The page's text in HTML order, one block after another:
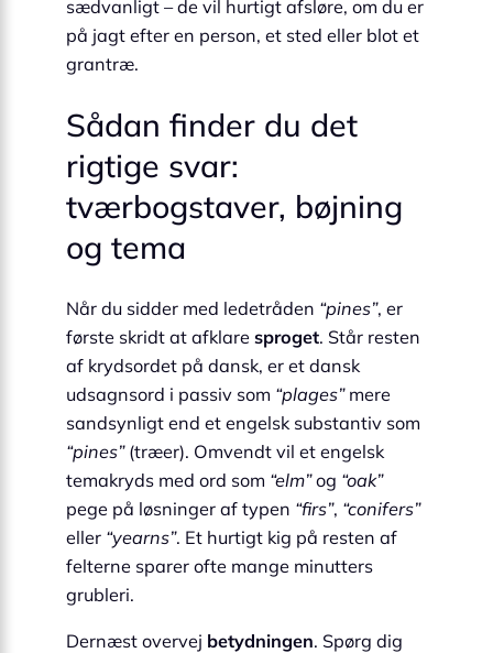
sædvanligt – de vil hurtigt afsløre, om du er
på jagt efter en person, et sted eller blot et
grantræ.
Sådan finder du det
rigtige svar:
tværbogstaver, bøjning
og tema
Når du sidder med ledetråden “pines”, er
første skridt at afklare sproget. Står resten
af krydsordet på dansk, er et dansk
udsagnsord i passiv som “plages”mere
sandsynligt end et engelsk substantiv som
“pines”(træer). Omvendt vil et engelsk
temakryds med ord som “elm”og “oak”
pege på løsninger af typen “firs”, “conifers”
eller “yearns”. Et hurtigt kig på resten af
felterne sparer ofte mange minutters
grubleri.
Dernæst overvej betydningen. Spørg dig